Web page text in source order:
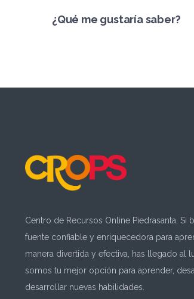
¿Qué me gustaría saber?
Centro de Recursos Online Piedrasanta, Si
fuente confiable y enriquecedora para
manera divertida y efectiva, has llegado al
somos tu mejor opción para aprender,
desarrollar nuevas habilidades.